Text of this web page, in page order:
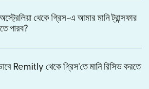
থেকে গ্রিস-এ আমার মানি ট্রান্সফার
পারব?
Remitly থেকে গ্রিস'তে মানি রিসিভ করতে